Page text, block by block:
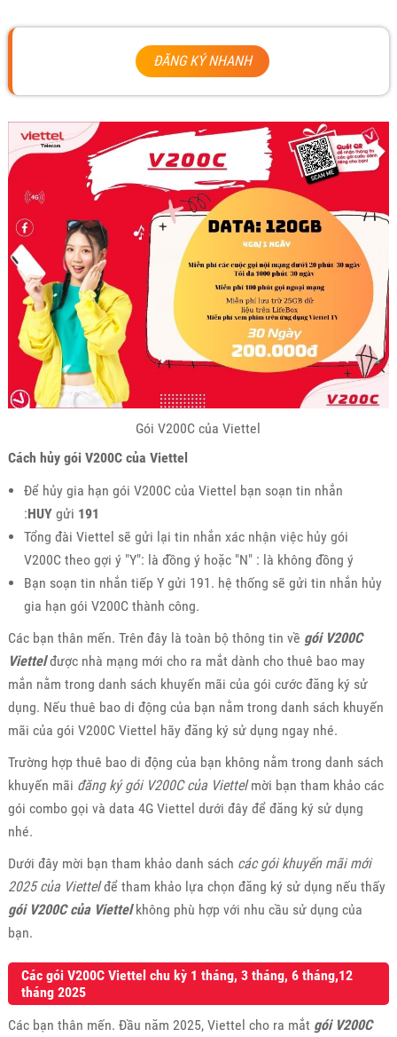
ĐĂNG KÝ NHANH
Gói V200C của Viettel
Cách hủy gói V200C của Viettel
Để hủy gia hạn gói V200C của Viettel bạn soạn tin nhắn
:HUY gửi 191
Tổng đài Viettel sẽ gửi lại tin nhắn xác nhận việc hủy gói
V200C theo gợi ý "Y": là đồng ý hoặc "N" : là không đồng ý
Bạn soạn tin nhắn tiếp Y gửi 191. hệ thống sẽ gửi tin nhắn hủy
gia hạn gói V200C thành công.
Các bạn thân mến. Trên đây là toàn bộ thông tin về gói V200C
Viettelđược nhà mạng mới cho ra mắt dành cho thuê bao may
mắn nằm trong danh sách khuyến mãi của gói cước đăng ký sử
dụng. Nếu thuê bao di động của bạn nằm trong danh sách khuyến
mãi của gói V200C Viettel hãy đăng ký sử dụng ngay nhé.
Trường hợp thuê bao di động của bạn không nằm trong danh sách
khuyến mãi đăng ký gói V200C của Viettelmời bạn tham khảo các
gói combo gọi và data 4G Viettel dưới đây để đăng ký sử dụng
nhé.
Dưới đây mời bạn tham khảo danh sách các gói khuyến mãi mới
2025 của Viettelđể tham khảo lựa chọn đăng ký sử dụng nếu thấy
gói V200C của Viettelkhông phù hợp với nhu cầu sử dụng của
bạn.
Các gói V200C Viettel chu kỳ 1 tháng, 3 tháng, 6 tháng,12
tháng 2025
Các bạn thân mến. Đầu năm 2025, Viettel cho ra mắt gói V200C